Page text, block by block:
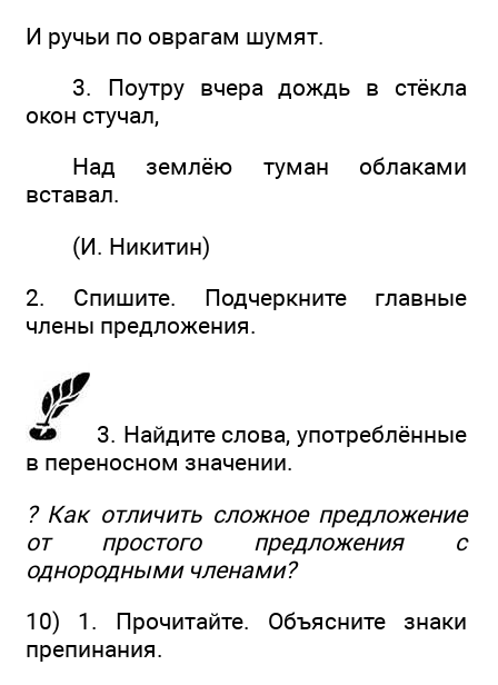
И ручьи по оврагам шумят.
3. Поутру вчера дождь в стёкла
окон стучал,
Над землёю туман облаками
вставал.
(И. Никитин)
2. Спишите. Подчеркните главные
члены предложения.
3. Найдите слова, употреблённые
в переносном значении.
? Как отличить сложное предложение
от простого предложения с
однородными членами?
10) 1. Прочитайте. Объясните знаки
препинания.